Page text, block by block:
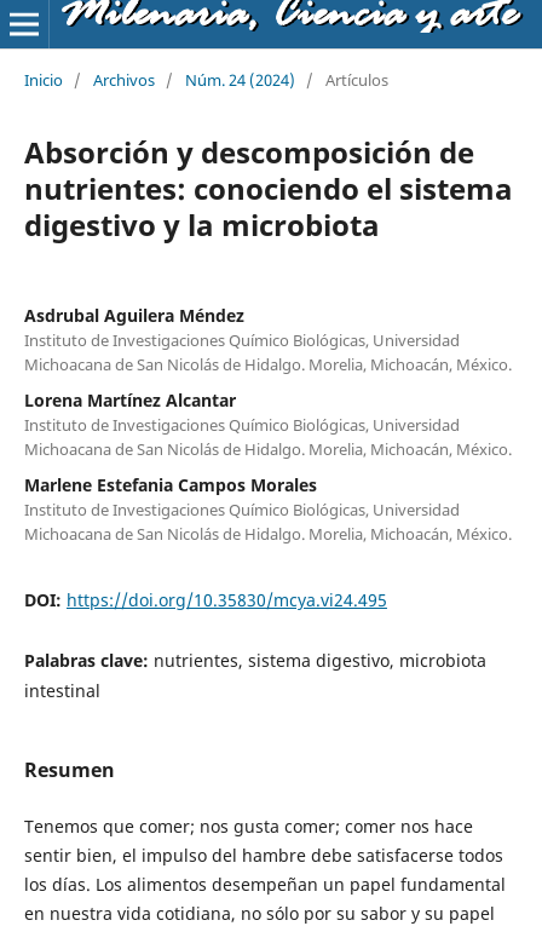
Milenaria, Ciencia y arte
Inicio / Archivos / Núm. 24 (2024) / Artículos
Absorción y descomposición de
nutrientes: conociendo el sistema
digestivo y la microbiota
Asdrubal Aguilera Méndez
Instituto de Investigaciones Químico Biológicas, Universidad
Michoacana de San Nicolás de Hidalgo. Morelia, Michoacán, México.
Lorena Martínez Alcantar
Instituto de Investigaciones Químico Biológicas, Universidad
Michoacana de San Nicolás de Hidalgo. Morelia, Michoacán, México.
Marlene Estefania Campos Morales
Instituto de Investigaciones Químico Biológicas, Universidad
Michoacana de San Nicolás de Hidalgo. Morelia, Michoacán, México.
DOI: https://doi.org/10.35830/mcya.vi24.495
Palabras clave: nutrientes, sistema digestivo, microbiota
intestinal
Resumen
Tenemos que comer; nos gusta comer; comer nos hace
sentir bien, el impulso del hambre debe satisfacerse todos
los días. Los alimentos desempeñan un papel fundamental
en nuestra vida cotidiana, no sólo por su sabor y su papel